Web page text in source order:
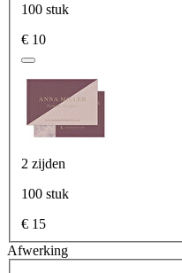
100 stuk
€ 10
2 zijden
100 stuk
€ 15
Afwerking